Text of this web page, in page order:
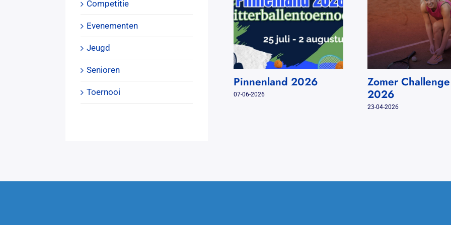
Competitie
Evenementen
Jeugd
Senioren
Toernooi
Pinnenland 2026
07-06-2026
Zomer Challenge
2026
23-04-2026